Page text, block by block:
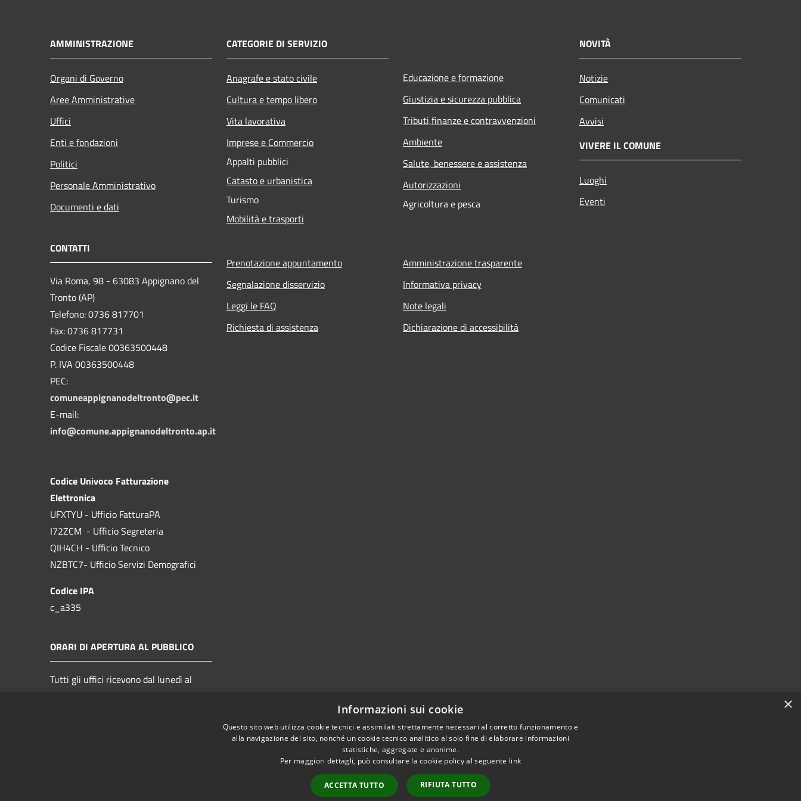
AMMINISTRAZIONE
Organi di Governo
Aree Amministrative
Uffici
Enti e fondazioni
Politici
Personale Amministrativo
Documenti e dati
CATEGORIE DI SERVIZIO
Anagrafe e stato civile
Cultura e tempo libero
Vita lavorativa
Imprese e Commercio
Appalti pubblici
Catasto e urbanistica
Turismo
Mobilità e trasporti
Educazione e formazione
Giustizia e sicurezza pubblica
Tributi,finanze e contravvenzioni
Ambiente
Salute, benessere e assistenza
Autorizzazioni
Agricoltura e pesca
NOVITÀ
Notizie
Comunicati
Avvisi
VIVERE IL COMUNE
Luoghi
Eventi
CONTATTI
Via Roma, 98 - 63083 Appignano del
Tronto (AP)
Telefono: 0736 817701
Fax: 0736 817731
Codice Fiscale 00363500448
P. IVA 00363500448
PEC:
comuneappignanodeltronto@pec.it
E-mail:
info@comune.appignanodeltronto.ap.it
Codice Univoco Fatturazione
Elettronica
UFXTYU - Ufficio FatturaPA
I72ZCM - Ufficio Segreteria
QIH4CH - Ufficio Tecnico
NZBTC7- Ufficio Servizi Demografici
Codice IPA
c_a335
ORARI DI APERTURA AL PUBBLICO
Tutti gli uffici ricevono dal lunedì al
Prenotazione appuntamento
Segnalazione disservizio
Leggi le FAQ
Richiesta di assistenza
Amministrazione trasparente
Informativa privacy
Note legali
Dichiarazione di accessibilità
Extranet Intranet Copyright © 2026 • Comune di Appignano del Tronto • Powered by
×
Informazioni sui cookie
Questo sito web utilizza cookie tecnici e assimilati strettamente necessari al corretto funzionamento e
alla navigazione del sito, nonché un cookie tecnico analitico al solo fine di elaborare informazioni
statistiche, aggregate e anonime.
Per maggiori dettagli, può consultare la cookie policy al seguente link
ACCETTA TUTTO RIFIUTA TUTTO